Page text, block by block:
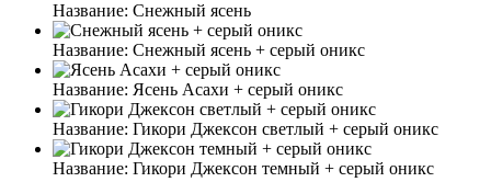
Название: Снежный ясень
Название: Снежный ясень + серый оникс
Название: Ясень Асахи + серый оникс
Название: Гикори Джексон светлый + серый оникс
Название: Гикори Джексон темный + серый оникс